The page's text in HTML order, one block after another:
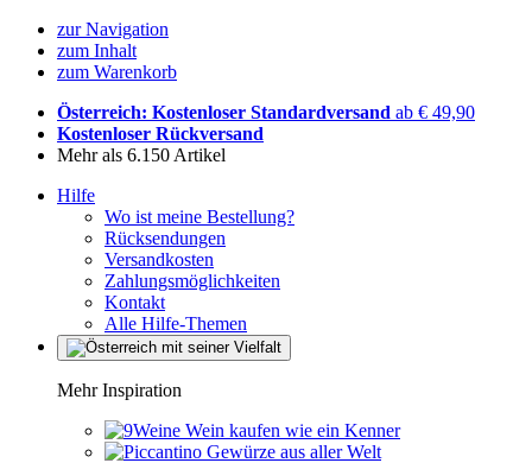
zur Navigation
zum Inhalt
zum Warenkorb
Österreich: Kostenloser Standardversand ab € 49,90
Kostenloser Rückversand
Mehr als 6.150 Artikel
Hilfe
Wo ist meine Bestellung?
Rücksendungen
Versandkosten
Zahlungsmöglichkeiten
Kontakt
Alle Hilfe-Themen
Mehr Inspiration
Wein kaufen wie ein Kenner
Gewürze aus aller Welt